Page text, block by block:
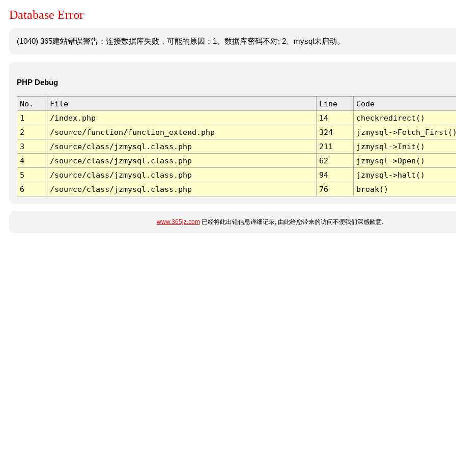
Database Error
(1040) 365建站错误警告：连接数据库失败，可能的原因：1、数据库密码不对; 2、mysql未启动。
PHP Debug
No. File Line
Code
1
/index.php 14
checkredirect()
2
/source/function/function_extend.php 324
jzmysql-
3
/source/class/jzmysql.class.php 211
jzmysql->Init()
4
/source/class/jzmysql.class.php 62
jzmysql->Open()
5
/source/class/jzmysql.class.php 94
jzmysql->halt()
6
/source/class/jzmysql.class.php 76 break()
www.365jz.com已经将此出错信息详细记录, 由此给您带来的访问不便我们深感歉意.